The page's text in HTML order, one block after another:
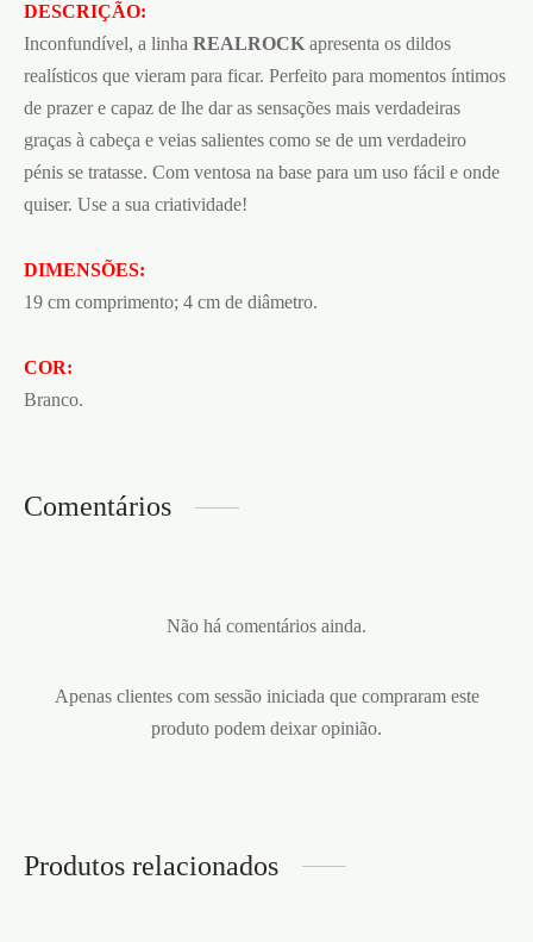
DESCRIÇÃO:
Inconfundível, a linha REALROCKapresenta os dildos
realísticos que vieram para ficar. Perfeito para momentos íntimos
de prazer e capaz de lhe dar as sensações mais verdadeiras
graças à cabeça e veias salientes como se de um verdadeiro
pénis se tratasse. Com ventosa na base para um uso fácil e onde
quiser. Use a sua criatividade!
DIMENSÕES:
19 cm comprimento; 4 cm de diâmetro.
COR:
Branco.
Comentários
Não há comentários ainda.
Apenas clientes com sessão iniciada que compraram este
produto podem deixar opinião.
Produtos relacionados